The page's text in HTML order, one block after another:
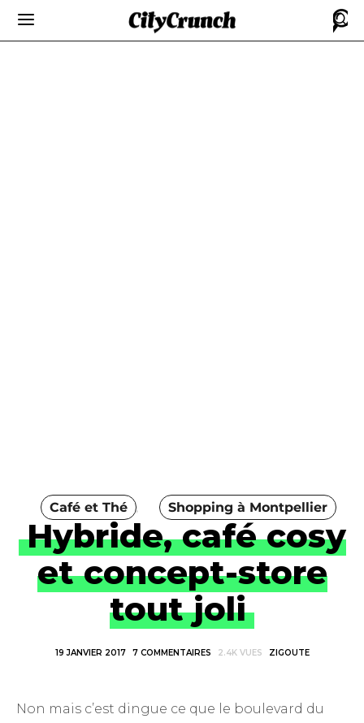
Café et Thé Shopping à Montpellier
Hybride, café cosy
et concept-store
tout joli
19 JANVIER 2017 7 COMMENTAIRES 2.4K VUES ZIGOUTE
Non mais c’est dingue ce que le boulevard du